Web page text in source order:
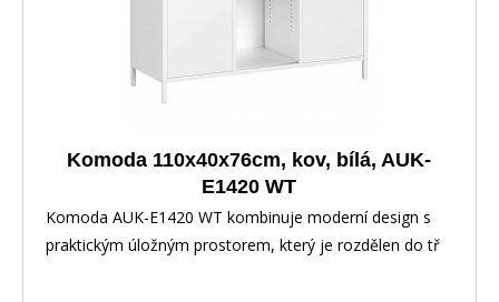
Komoda 110x40x76cm, kov, bílá, AUK-
E1420 WT
Komoda AUK-E1420 WT kombinuje moderní design s
praktickým úložným prostorem, který je rozdělen do tř